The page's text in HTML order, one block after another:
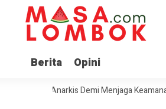
Berita Opini
Anarkis Demi Menjaga Keamanan dan